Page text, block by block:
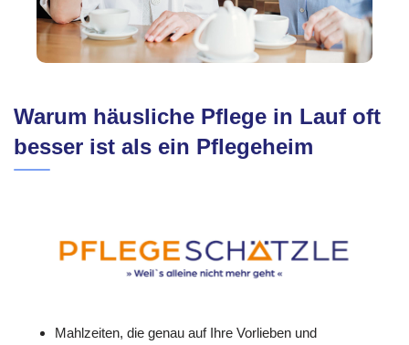
Warum häusliche Pflege in Lauf oft
besser ist als ein Pflegeheim
Mahlzeiten, die genau auf Ihre Vorlieben und